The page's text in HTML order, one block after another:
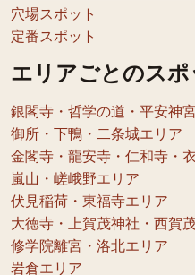
穴場スポット
定番スポット
エリアごとのスポ
銀閣寺・哲学の道・平安神
御所・下鴨・二条城エリア
金閣寺・龍安寺・仁和寺・
嵐山・嵯峨野エリア
伏見稲荷・東福寺エリア
大徳寺・上賀茂神社・西賀
修学院離宮・洛北エリア
岩倉エリア